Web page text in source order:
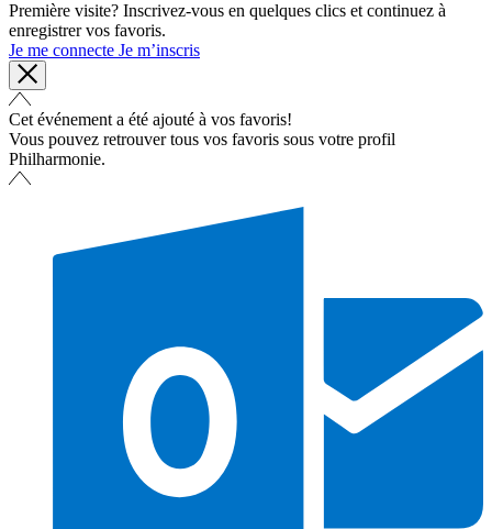
Première visite? Inscrivez-vous en quelques clics et continuez à
enregistrer vos favoris.
Je me connecte Je m’inscris
Cet événement a été ajouté à vos favoris!
Vous pouvez retrouver tous vos favoris sous votre profil
Philharmonie.